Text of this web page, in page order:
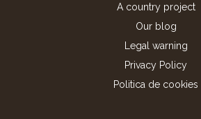
A country project
Our blog
Legal warning
Privacy Policy
Politica de cookies